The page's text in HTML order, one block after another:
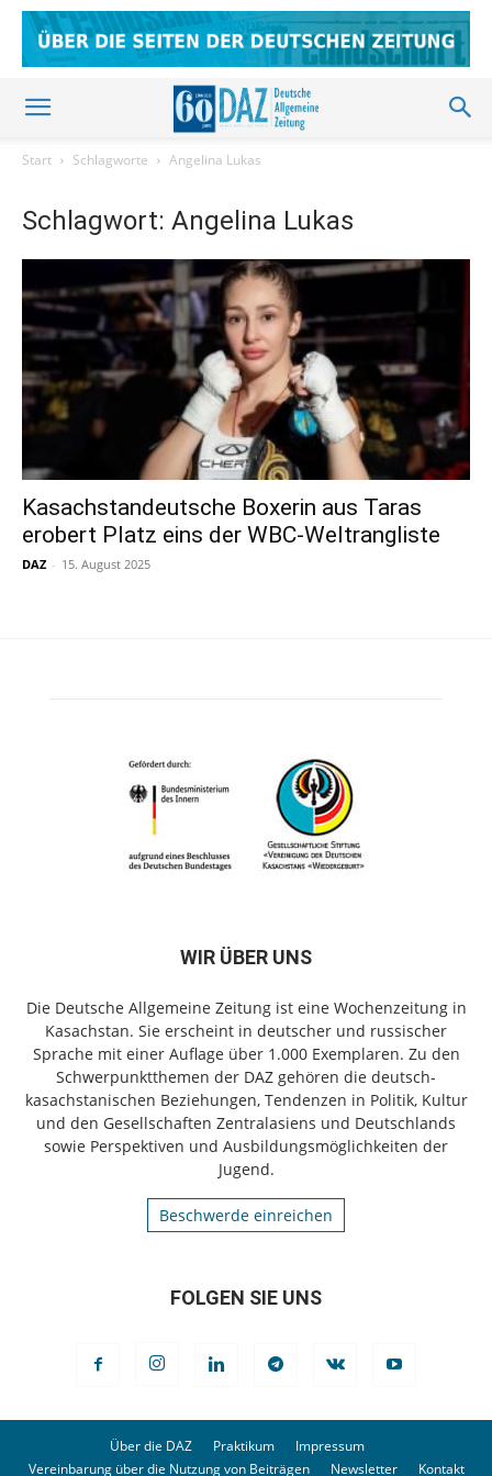
Start Schlagworte Angelina Lukas
Schlagwort: Angelina Lukas
Kasachstandeutsche Boxerin aus Taras
erobert Platz eins der WBC-Weltrangliste
DAZ - 15. August 2025
WIR ÜBER UNS
Die Deutsche Allgemeine Zeitung ist eine Wochenzeitung in
Kasachstan. Sie erscheint in deutscher und russischer
Sprache mit einer Auflage über 1.000 Exemplaren. Zu den
Schwerpunktthemen der DAZ gehören die deutsch-
kasachstanischen Beziehungen, Tendenzen in Politik, Kultur
und den Gesellschaften Zentralasiens und Deutschlands
sowie Perspektiven und Ausbildungsmöglichkeiten der
Jugend.
Beschwerde einreichen
FOLGEN SIE UNS
Über die DAZ Praktikum
Impressum
Vereinbarung über die Nutzung von Beiträgen
Newsletter Kontakt